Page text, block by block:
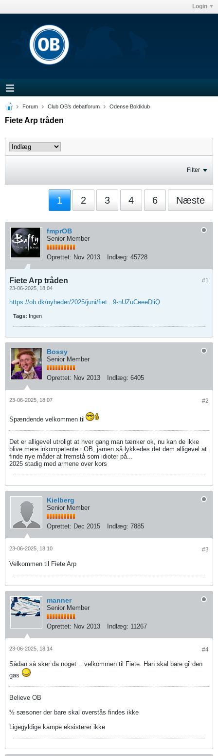
Login
Forum Club OB's debatforum Odense Boldklub
Fiete Arp tråden
Filter
1 2 3 4 6 Næste
fmprOB
Senior Member
Oprettet: Nov 2013 Indlæg: 45728
#1
Fiete Arp tråden
23-06-2025, 18:04
https://ob.dk/nyheder/2025/juni/fiet...9-nUZuCeeeDliQ
Tags: Ingen
Bossy
Senior Member
Oprettet: Nov 2013 Indlæg: 6405
#2
23-06-2025, 18:07
Spændende velkommen til
Det er alligevel utroligt at hver gang man tænker ok, nu kan de ikke
blive mere inkompetente i OB, jamen så lykkedes det dem alligevel at
finde nye måder at fremstå som idioter på...
2025 stadig med armene over kors
Kielberg
Senior Member
Oprettet: Dec 2015 Indlæg: 7885
#3
23-06-2025, 18:10
Velkommen til Fiete Arp
manner
Senior Member
Oprettet: Nov 2013 Indlæg: 11267
#4
23-06-2025, 18:14
Sådan så sker da noget .. velkommen til Fiete. Han skal bare gi' den
gas
Believe OB
½ sæsoner der bare skal overstås findes ikke
Ligegyldige kampe eksisterer ikke